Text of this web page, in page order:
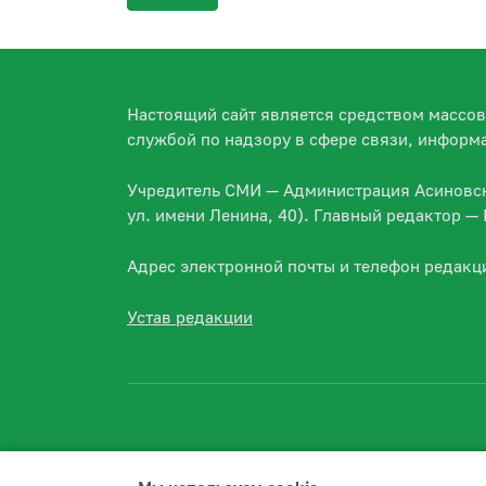
Настоящий сайт является средством
службой по надзору в сфере связи,
Учредитель СМИ — Администрация
ул. имени Ленина, 40). Главный редактор
Адрес электронной почты и телефон
Устав редакции